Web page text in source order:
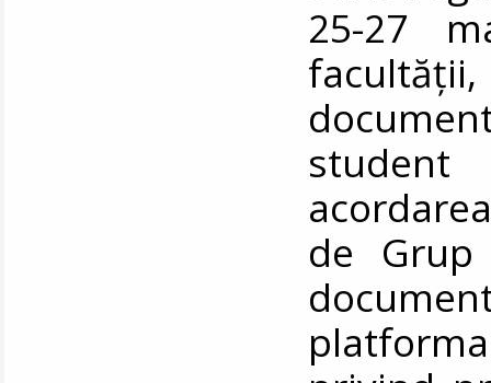
25-27
de Grup